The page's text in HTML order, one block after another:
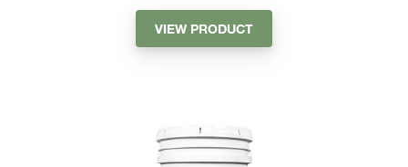
VIEW PRODUCT